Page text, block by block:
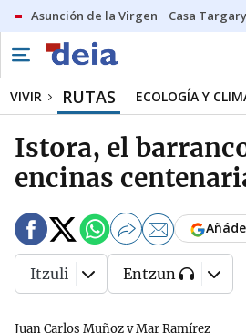
Asunción de la Virgen Casa
VIVIR RUTAS ECOLOGÍA Y
Istora, el
encinas
Juan Carlos Muñoz y Mar Ramírez
Itzuli Entzun